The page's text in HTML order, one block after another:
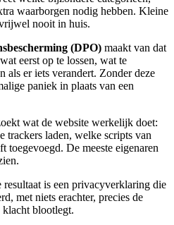
waarborgen nodig hebben. Kleine
nooit in huis.
(DPO) maakt van dat
eerst op te lossen, wat te
als er iets verandert. Zonder deze
paniek in plaats van een
wat de website werkelijk doet:
trackers laden, welke scripts van
toegevoegd. De meeste eigenaren
is een privacyverklaring die
met niets erachter, precies de
klacht blootlegt.